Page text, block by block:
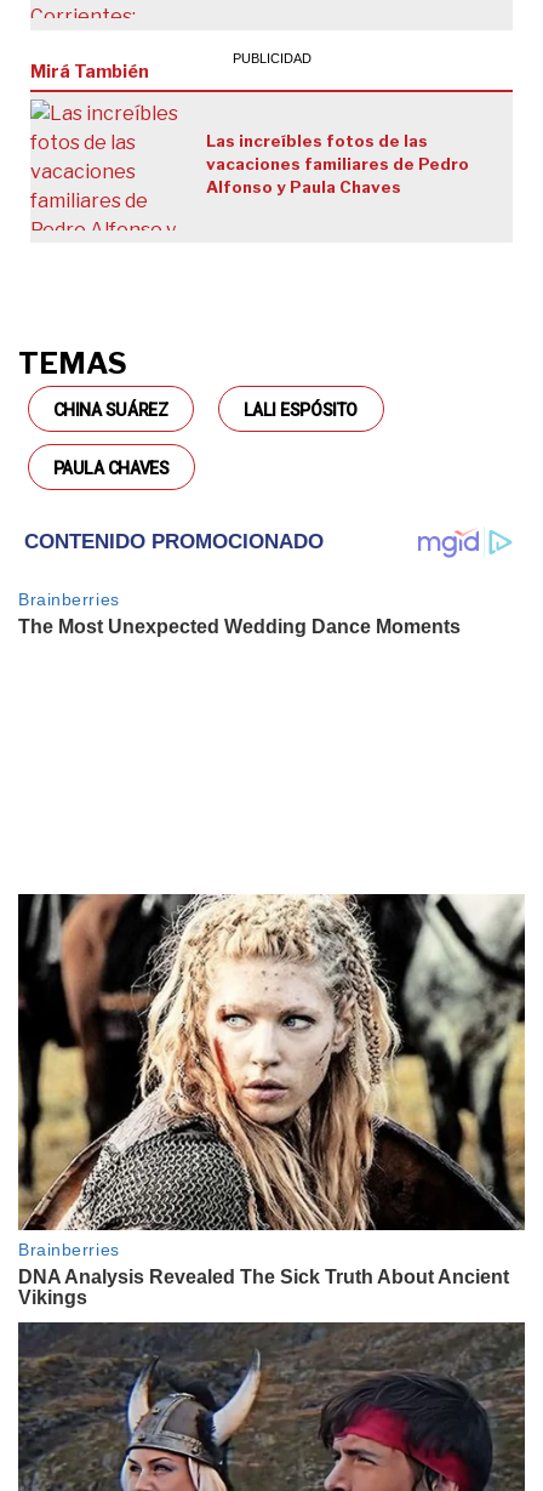
Mirá También
Las increíbles fotos de las
vacaciones familiares de Pedro
Alfonso y Paula Chaves
TEMAS
CHINA SUÁREZ LALI ESPÓSITO
PAULA CHAVES